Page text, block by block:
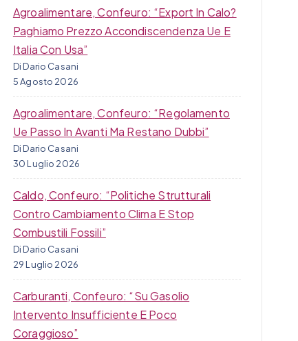
Agroalimentare, Confeuro: “Export In Calo?
Paghiamo Prezzo Accondiscendenza Ue E
Italia Con Usa”
Di Dario Casani
5 Agosto 2026
Agroalimentare, Confeuro: “Regolamento
Ue Passo In Avanti Ma Restano Dubbi”
Di Dario Casani
30 Luglio 2026
Caldo, Confeuro: “Politiche Strutturali
Contro Cambiamento Clima E Stop
Combustili Fossili”
Di Dario Casani
29 Luglio 2026
Carburanti, Confeuro: “Su Gasolio
Intervento Insufficiente E Poco
Coraggioso”